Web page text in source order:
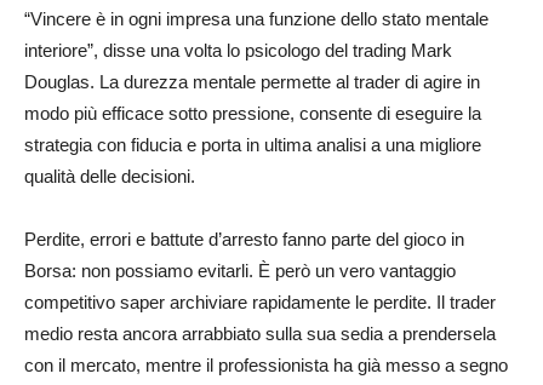
“Vincere è in ogni impresa una funzione dello stato mentale
interiore”, disse una volta lo psicologo del trading Mark
Douglas. La durezza mentale permette al trader di agire in
modo più efficace sotto pressione, consente di eseguire la
strategia con fiducia e porta in ultima analisi a una migliore
qualità delle decisioni.
Perdite, errori e battute d’arresto fanno parte del gioco in
Borsa: non possiamo evitarli. È però un vero vantaggio
competitivo saper archiviare rapidamente le perdite. Il trader
medio resta ancora arrabbiato sulla sua sedia a prendersela
con il mercato, mentre il professionista ha già messo a segno